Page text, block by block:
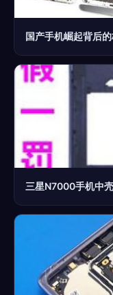
三星N7000手机中